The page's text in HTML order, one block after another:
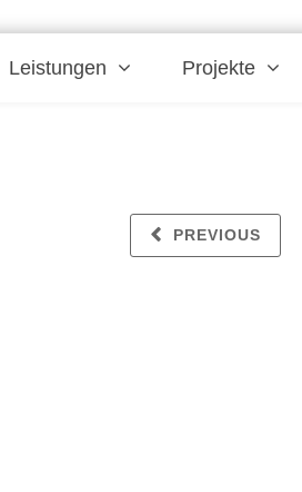
Leistungen Projekte
PREVIOUS